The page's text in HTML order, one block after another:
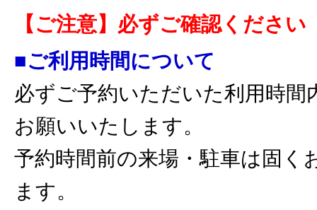
【ご注意】必ずご確認ください
■ご利用時間について
必ずご予約いただいた利用時間
お願いいたします。
予約時間前の来場・駐車は固く
ます。